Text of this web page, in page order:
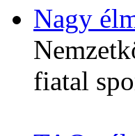
Nagy
fiatal